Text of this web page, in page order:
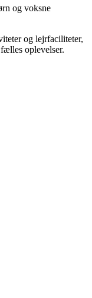
og voksne
og lejrfaciliteter,
oplevelser.